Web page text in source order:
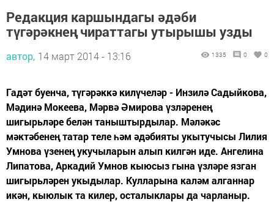
Редакция каршындагы әдәби
түгәрәкнең чираттагы утырышы узды
автор, 14 март 2014 - 13:16 1335 0 0
Гадәт буенча, түгәрәккә килүчеләр - Инзилә Садыйкова,
Мәдинә Мокеева, Мәрвә Әмирова үзләренең
шигырьләре белән таныштырдылар. Мәләкәс
мәктәбенең татар теле һәм әдәбияты укытучысы Лилия
Умнова үзенең укучыларын алып килгән иде. Ангелина
Липатова, Аркадий Умнов кыюсыз гына үзләре язган
шигырьләрен укыдылар. Кулларына каләм алганнар
икән, кыюлык та килер, осталыклары да чарланыр.